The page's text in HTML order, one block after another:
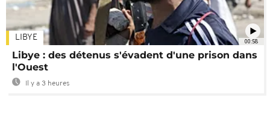
00:58
LIBYE
Libye : des détenus s'évadent d'une prison dans
l'Ouest
Il y a 3 heures